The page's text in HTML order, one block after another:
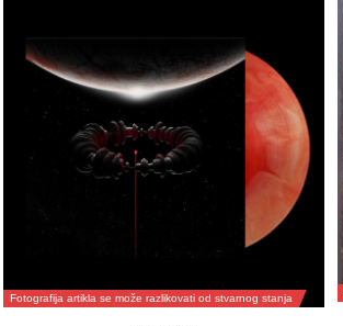
Fotografija artikla se može razlikovati od stvarnog stanja